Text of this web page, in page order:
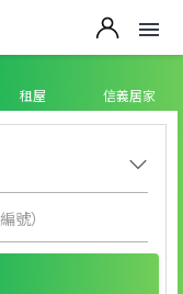
租屋 信義居家